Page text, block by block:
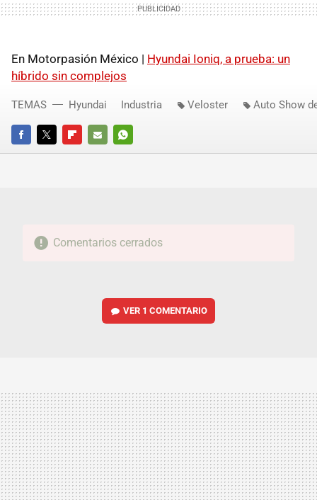
En Motorpasión México | Hyundai Ioniq, a prueba: un
híbrido sin complejos
FACEBOOKTWITTERFLIPBOARD
E-
WHATSAPP
TEMAS Hyundai Industria Veloster Auto Show
Comentarios cerrados
VER 1 COMENTARIO